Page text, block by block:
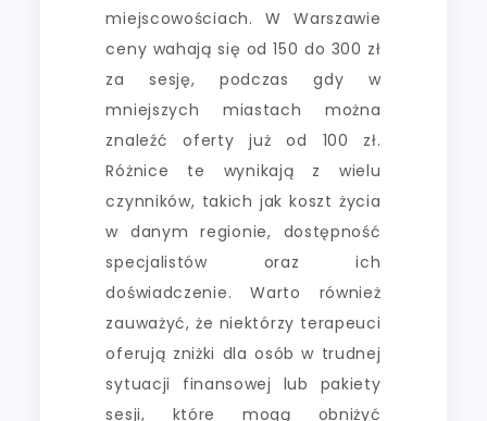
miejscowościach. W Warszawie
ceny wahają się od 150 do 300 zł
za sesję, podczas gdy w
mniejszych miastach można
znaleźć oferty już od 100 zł.
Różnice te wynikają z wielu
czynników, takich jak koszt życia
w danym regionie, dostępność
specjalistów oraz ich
doświadczenie. Warto również
zauważyć, że niektórzy terapeuci
oferują zniżki dla osób w trudnej
sytuacji finansowej lub pakiety
sesji, które mogą obniżyć